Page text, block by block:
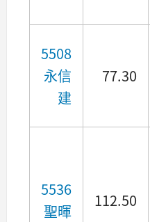
5508
永信
建
77.30
5536
聖暉
112.50